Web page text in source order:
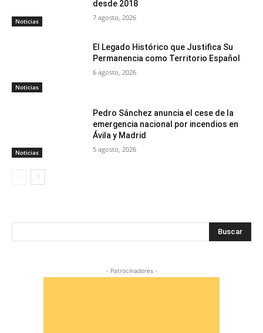
Noticias
desde 2018
7 agosto, 2026
Noticias
El Legado Histórico que Justifica Su
Permanencia como Territorio Español
6 agosto, 2026
Noticias
Pedro Sánchez anuncia el cese de la
emergencia nacional por incendios en
Ávila y Madrid
5 agosto, 2026
Buscar
- Patrocinadores -